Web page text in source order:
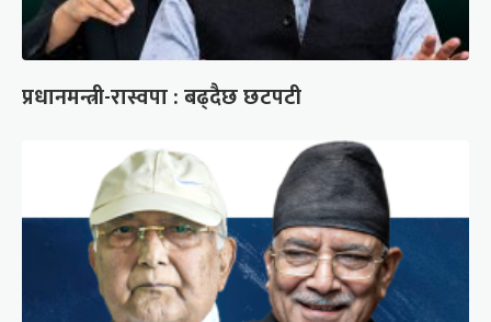
प्रधानमन्त्री-रास्वपा : बढ्दैछ छटपटी